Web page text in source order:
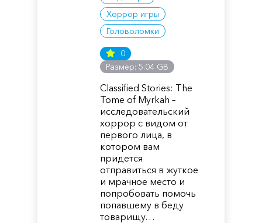
Хоррор игры
Головоломки
0
Размер: 5.04 GB
Classified Stories: The
Tome of Myrkah –
исследовательский
хоррор с видом от
первого лица, в
котором вам
придется
отправиться в жуткое
и мрачное место и
попробовать помочь
попавшему в беду
товарищу…